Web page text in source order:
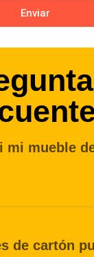
Enviar
mi mueble
de cartón